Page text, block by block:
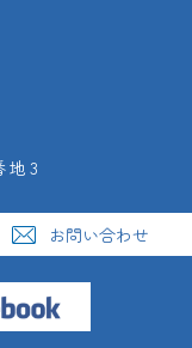
地3
お問い合わせ